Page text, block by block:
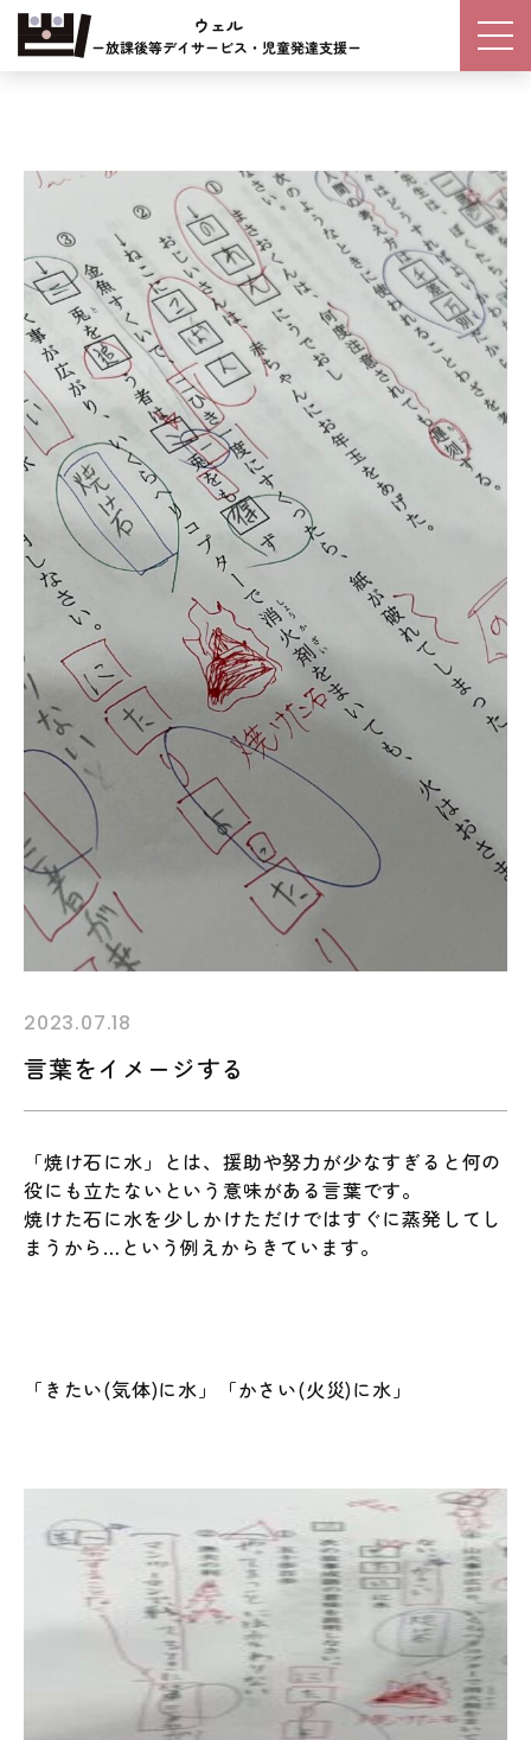
2023.07.18
言葉をイメージする
「焼け石に水」とは、援助や努力が少なすぎると何の
役にも立たないという意味がある言葉です。
焼けた石に水を少しかけただけではすぐに蒸発してし
まうから…という例えからきています。
「きたい(気体)に水」「かさい(火災)に水」